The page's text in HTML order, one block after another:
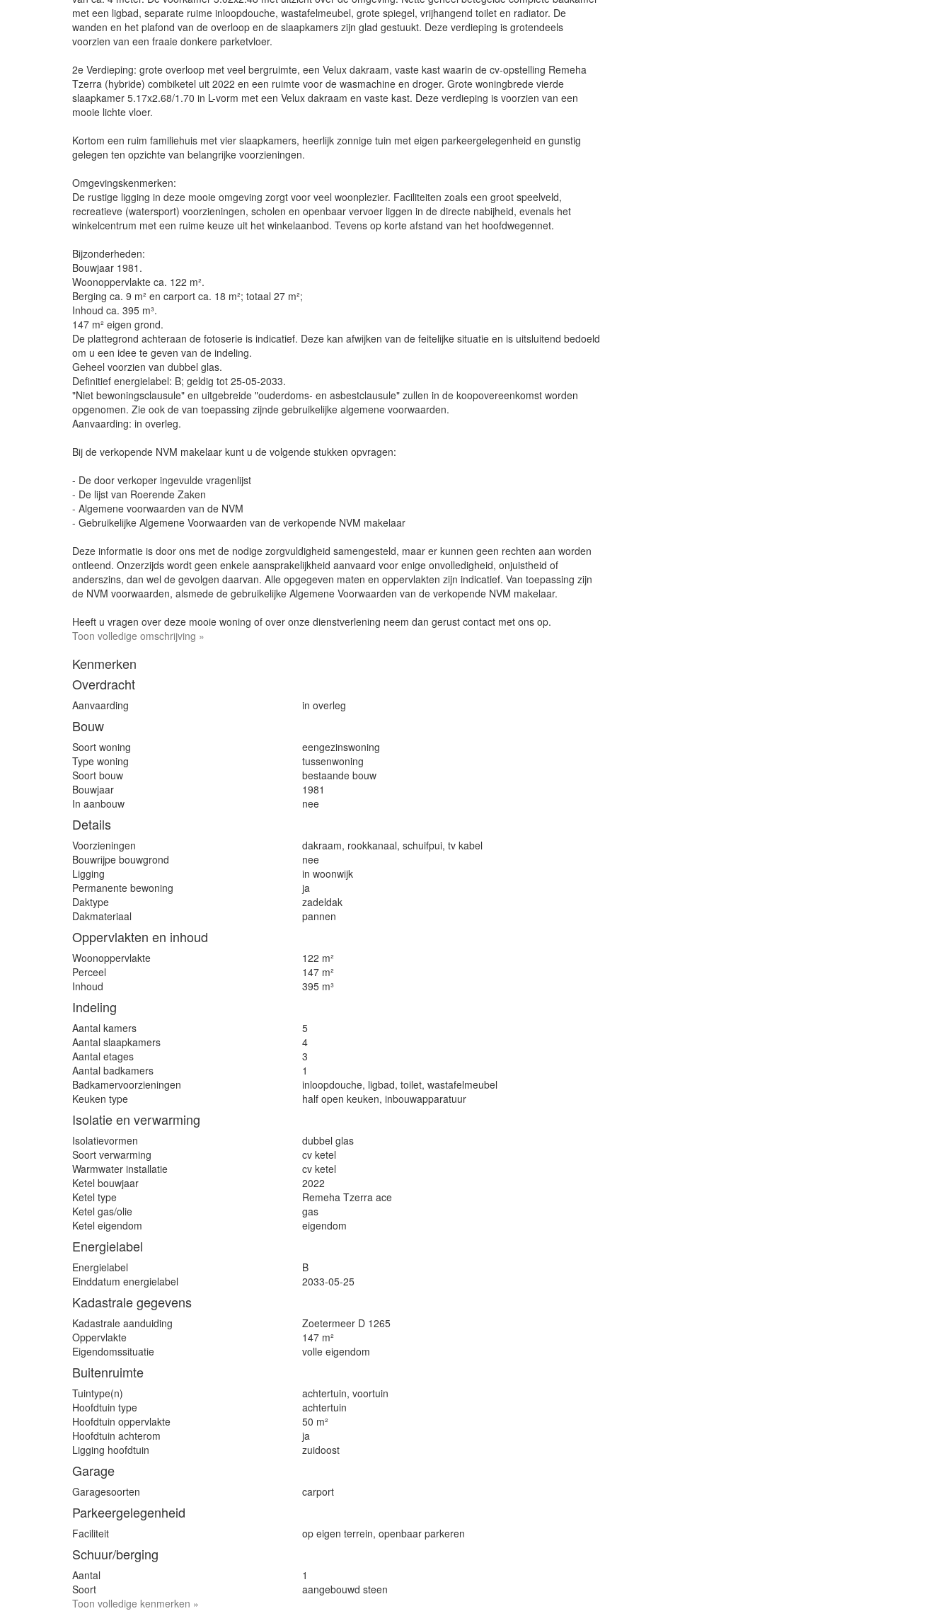
met een ligbad, separate ruime inloopdouche, wastafelmeubel, grote spiegel, vrijhangend toilet en radiator. De
wanden en het plafond van de overloop en de slaapkamers zijn glad gestuukt. Deze verdieping is grotendeels
voorzien van een fraaie donkere parketvloer.
2e Verdieping: grote overloop met veel bergruimte, een Velux dakraam, vaste kast waarin de cv-opstelling Remeha
Tzerra (hybride) combiketel uit 2022 en een ruimte voor de wasmachine en droger. Grote woningbrede vierde
slaapkamer 5.17x2.68/1.70 in L-vorm met een Velux dakraam en vaste kast. Deze verdieping is voorzien van een
mooie lichte vloer.
Kortom een ruim familiehuis met vier slaapkamers, heerlijk zonnige tuin met eigen parkeergelegenheid en gunstig
gelegen ten opzichte van belangrijke voorzieningen.
Omgevingskenmerken:
De rustige ligging in deze mooie omgeving zorgt voor veel woonplezier. Faciliteiten zoals een groot speelveld,
recreatieve (watersport) voorzieningen, scholen en openbaar vervoer liggen in de directe nabijheid, evenals het
winkelcentrum met een ruime keuze uit het winkelaanbod. Tevens op korte afstand van het hoofdwegennet.
Bijzonderheden:
Bouwjaar 1981.
Woonoppervlakte ca. 122 m².
Berging ca. 9 m² en carport ca. 18 m²; totaal 27 m²;
Inhoud ca. 395 m³.
147 m² eigen grond.
De plattegrond achteraan de fotoserie is indicatief. Deze kan afwijken van de feitelijke situatie en is uitsluitend bedoeld
om u een idee te geven van de indeling.
Geheel voorzien van dubbel glas.
Definitief energielabel: B; geldig tot 25-05-2033.
"Niet bewoningsclausule" en uitgebreide "ouderdoms- en asbestclausule" zullen in de koopovereenkomst worden
opgenomen. Zie ook de van toepassing zijnde gebruikelijke algemene voorwaarden.
Aanvaarding: in overleg.
Bij de verkopende NVM makelaar kunt u de volgende stukken opvragen:
- De door verkoper ingevulde vragenlijst
- De lijst van Roerende Zaken
- Algemene voorwaarden van de NVM
- Gebruikelijke Algemene Voorwaarden van de verkopende NVM makelaar
Deze informatie is door ons met de nodige zorgvuldigheid samengesteld, maar er kunnen geen rechten aan worden
ontleend. Onzerzijds wordt geen enkele aansprakelijkheid aanvaard voor enige onvolledigheid, onjuistheid of
anderszins, dan wel de gevolgen daarvan. Alle opgegeven maten en oppervlakten zijn indicatief. Van toepassing zijn
de NVM voorwaarden, alsmede de gebruikelijke Algemene Voorwaarden van de verkopende NVM makelaar.
Heeft u vragen over deze mooie woning of over onze dienstverlening neem dan gerust contact met ons op.
Toon volledige omschrijving »
Kenmerken
Overdracht
Aanvaarding in overleg
Bouw
Soort woning
eengezinswoning
Type woning
tussenwoning
Soort bouw
bestaande bouw
Bouwjaar
1981
In aanbouw
nee
Details
Voorzieningen
dakraam, rookkanaal, schuifpui, tv kabel
Bouwrijpe bouwgrond
nee
Ligging
in woonwijk
Permanente bewoning
ja
Daktype
zadeldak
Dakmateriaal
pannen
Oppervlakten en inhoud
Woonoppervlakte
122 m²
Perceel
147 m²
Inhoud
395 m³
Indeling
Aantal kamers
5
Aantal slaapkamers
4
Aantal etages
3
Aantal badkamers
1
Badkamervoorzieningen
inloopdouche, ligbad, toilet, wastafelmeubel
Keuken type
half open keuken, inbouwapparatuur
Isolatie en verwarming
Isolatievormen
dubbel glas
Soort verwarming
cv ketel
Warmwater installatie
cv ketel
Ketel bouwjaar
2022
Ketel type
Remeha Tzerra ace
Ketel gas/olie
gas
Ketel eigendom
eigendom
Energielabel
Energielabel
B
Einddatum energielabel
2033-05-25
Kadastrale gegevens
Kadastrale aanduiding
Zoetermeer D 1265
Oppervlakte
147 m²
Eigendomssituatie
volle eigendom
Buitenruimte
Tuintype(n)
achtertuin, voortuin
Hoofdtuin type
achtertuin
Hoofdtuin oppervlakte
50 m²
Hoofdtuin achterom
ja
Ligging hoofdtuin
zuidoost
Garage
Garagesoorten carport
Parkeergelegenheid
Faciliteit op eigen terrein, openbaar parkeren
Schuur/berging
Aantal
1
Soort
aangebouwd steen
Toon volledige kenmerken »